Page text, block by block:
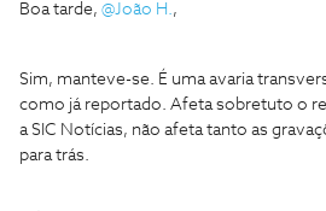
Boa tarde, ​ @João H.,
Sim, manteve-se. É uma avaria
como já reportado. Afeta sobretuto o
a SIC Notícias, não afeta tanto as
para trás.